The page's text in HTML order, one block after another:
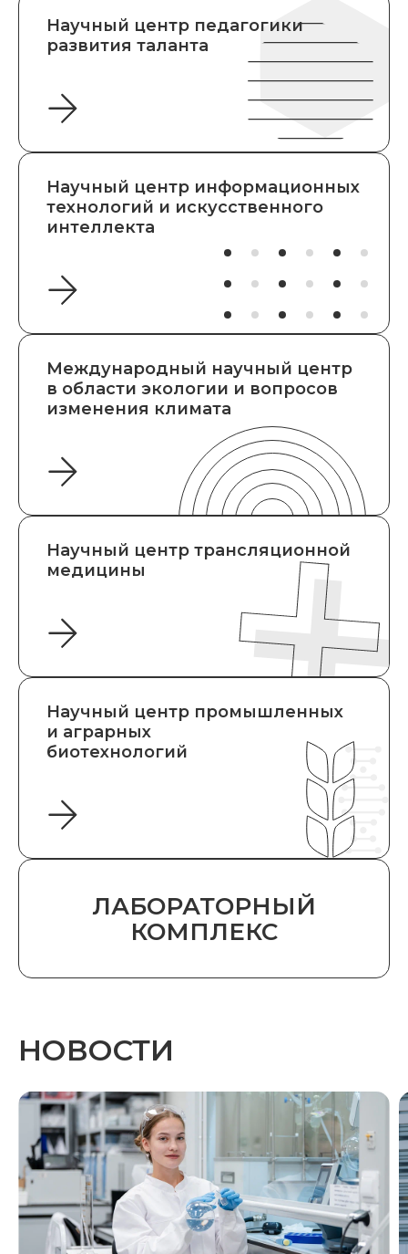
Научный центр педагогики
развития таланта
Научный центр информационных
технологий и искусственного
интеллекта
Международный научный центр
в области экологии и вопросов
изменения климата
Научный центр трансляционной
медицины
Научный центр промышленных
и аграрных
биотехнологий
ЛАБОРАТОРНЫЙ
КОМПЛЕКС
НОВОСТИ